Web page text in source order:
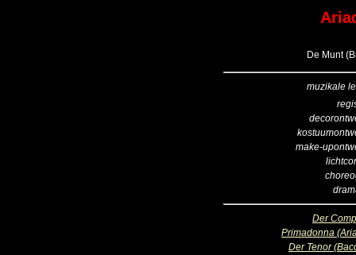
De Munt
muzikale
make-
Der
Primadonna
Der Tenor